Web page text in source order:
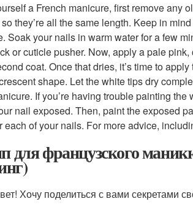
a French manicure, first remove any
they’re all the same length. Keep in
Soak your nails in warm water for a few
or cuticle pusher. Now, apply a pale
coat. Once that dries, it’s time to
shape. Let the white tips dry
If you’re having trouble painting
nail exposed. Then, paint the exposed
each of your nails. For more advice,
французского
Хочу поделиться с вами секретами